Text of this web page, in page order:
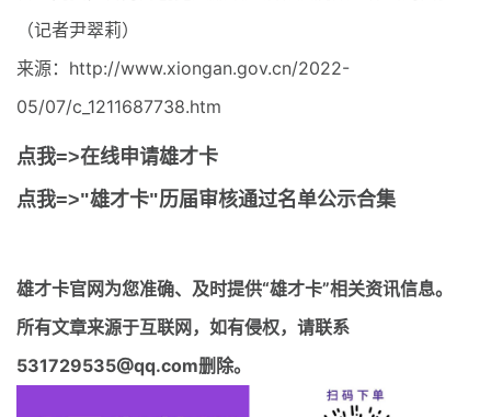
（记者尹翠莉）
来源：http://www.xiongan.gov.cn/2022-
05/07/c_1211687738.htm
点我=>在线申请雄才卡
点我=>"雄才卡"历届审核通过名单公示合集
雄才卡官网为您准确、及时提供“雄才卡”相关资讯信息。
所有文章来源于互联网，如有侵权，请联系
531729535@qq.com删除。